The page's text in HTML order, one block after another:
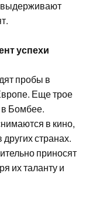
выдерживают
успехи
пробы в
Еще трое
в Бомбее.
в кино,
других странах.
приносят
их таланту и